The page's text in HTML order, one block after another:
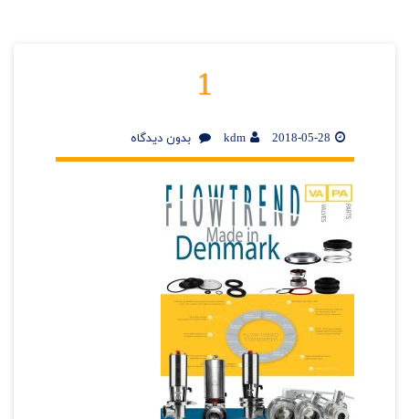
1
2018-05-28
kdm بدون دیدگاه